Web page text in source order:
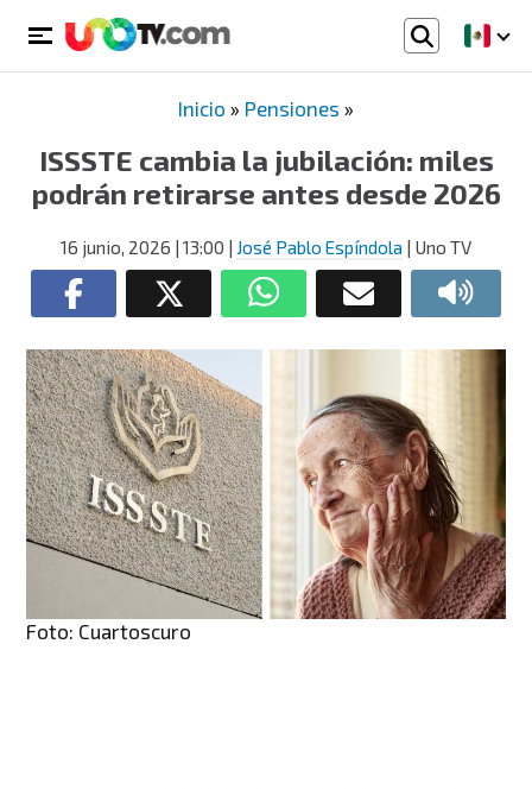
Inicio » Pensiones »
ISSSTE cambia la jubilación: miles
podrán retirarse antes desde 2026
16 junio, 2026 | 13:00 | José Pablo Espíndola | Uno TV
Foto: Cuartoscuro